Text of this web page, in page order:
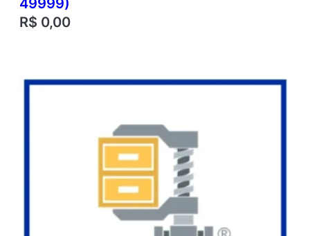
49999)
R$ 0,00